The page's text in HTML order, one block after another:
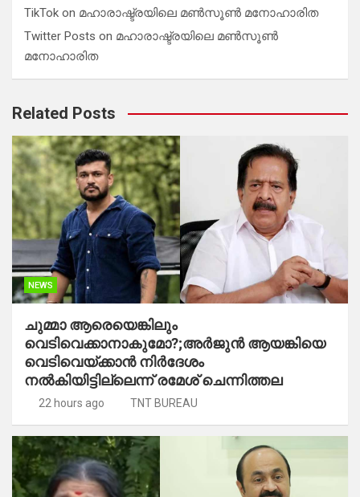
TikTok on മഹാരാഷ്ട്രയിലെ മൺസൂൺ മനോഹാരിത
Twitter Posts on മഹാരാഷ്ട്രയിലെ മൺസൂൺ
മനോഹാരിത
Related Posts
NEWS
ചുമ്മാ ആരെയെങ്കിലും
വെടിവെക്കാനാകുമോ?;അർജുൻ ആയങ്കിയെ
വെടിവെയ്ക്കാൻ നിർദേശം
നൽകിയിട്ടില്ലെന്ന് രമേശ് ചെന്നിത്തല
22 hours ago TNT BUREAU